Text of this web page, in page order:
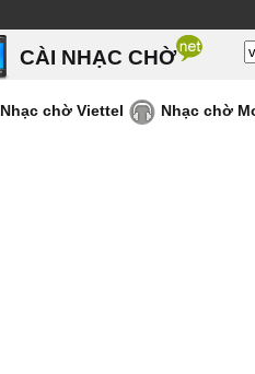
CÀI NHẠC CHỜ
Nhạc chờ Viettel Nhạc chờ